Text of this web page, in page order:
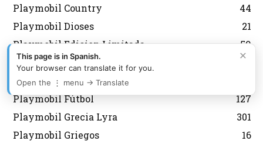
Playmobil Country
44
Playmobil Dioses
21
Playmobil Edicion Limitada
59
Playmobil Everdreamerz
13
Playmobil Fallas
Playmobil Fútbol
127
Playmobil Grecia Lyra
301
Playmobil Griegos
16
×
This page is in Spanish.
Your browser can translate it for you.
Open the ⋮ menu → Translate